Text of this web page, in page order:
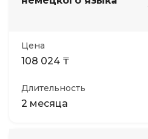
Цена
108 024 ₸
Длительность
2 месяца